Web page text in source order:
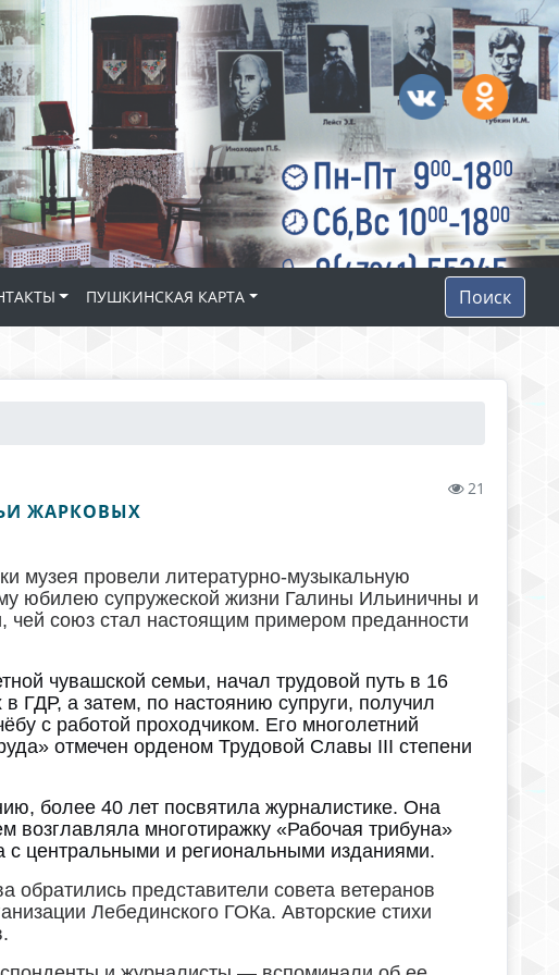
ПУШКИНСКАЯ КАРТА Поиск
21
ЖАРКОВЫХ
музея провели литературно-музыкальную
юбилею супружеской жизни Галины Ильиничны и
союз стал настоящим примером преданности
чувашской семьи, начал трудовой путь в 16
ГДР, а затем, по настоянию супруги, получил
с работой проходчиком. Его многолетний
отмечен орденом Трудовой Славы III степени
более 40 лет посвятила журналистике. Она
возглавляла многотиражку «Рабочая трибуна»
с центральными и региональными изданиями.
обратились представители совета ветеранов
Лебединского ГОКа. Авторские стихи